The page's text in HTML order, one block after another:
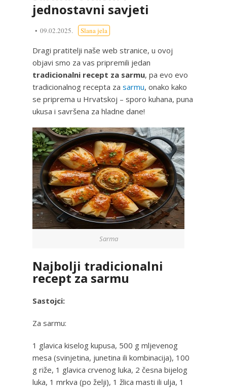
jednostavni savjeti
09.02.2025. Slana jela
Dragi pratitelji naše web stranice, u ovoj
objavi smo za vas pripremili jedan
tradicionalni recept za sarmu, pa evo evo
tradicionalnog recepta za sarmu, onako kako
se priprema u Hrvatskoj – sporo kuhana, puna
ukusa i savršena za hladne dane!
Sarma
Najbolji tradicionalni
recept za sarmu
Sastojci:
Za sarmu:
1 glavica kiselog kupusa, 500 g mljevenog
mesa (svinjetina, junetina ili kombinacija), 100
g riže, 1 glavica crvenog luka, 2 česna bijelog
luka, 1 mrkva (po želji), 1 žlica masti ili ulja, 1